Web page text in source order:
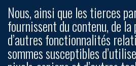
Nous, ainsi que les tierces
fournissent du contenu, de
d’autres fonctionnalités
sommes susceptibles